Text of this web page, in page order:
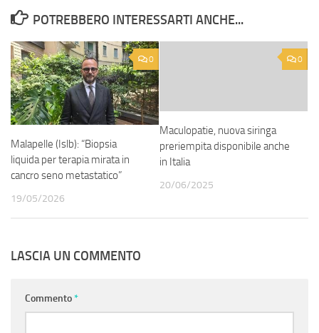
POTREBBERO INTERESSARTI ANCHE...
0
Malapelle (Islb): “Biopsia
liquida per terapia mirata in
cancro seno metastatico”
19/05/2026
0
Maculopatie, nuova siringa
preriempita disponibile anche
in Italia
20/06/2025
LASCIA UN COMMENTO
Commento*